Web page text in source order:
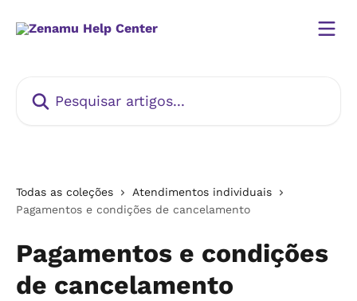
Todas as coleções
Atendimentos individuais
Pagamentos e condições de cancelamento
Pagamentos e condições
de cancelamento